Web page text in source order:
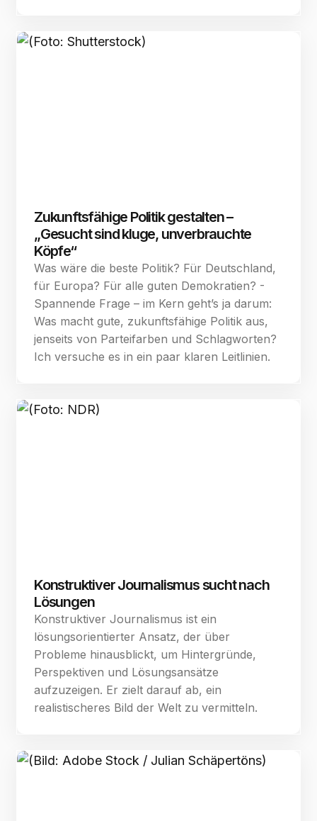
Zukunftsfähige Politik gestalten –
„Gesucht sind kluge, unverbrauchte
Köpfe“
Was wäre die beste Politik? Für Deutschland,
für Europa? Für alle guten Demokratien? -
Spannende Frage – im Kern geht’s ja darum:
Was macht gute, zukunftsfähige Politik aus,
jenseits von Parteifarben und Schlagworten?
Ich versuche es in ein paar klaren Leitlinien.
Konstruktiver Journalismus sucht nach
Lösungen
Konstruktiver Journalismus ist ein
lösungsorientierter Ansatz, der über
Probleme hinausblickt, um Hintergründe,
Perspektiven und Lösungsansätze
aufzuzeigen. Er zielt darauf ab, ein
realistischeres Bild der Welt zu vermitteln.